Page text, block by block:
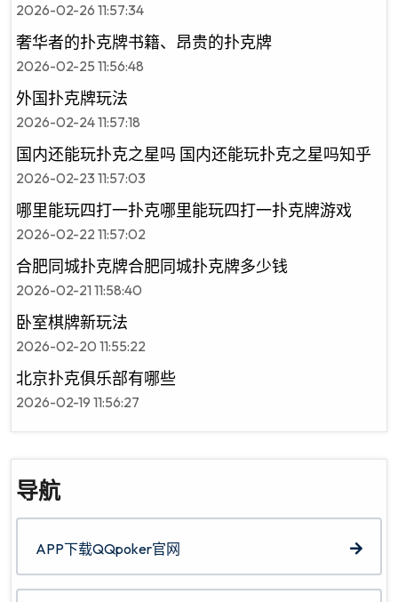
2026-02-26 11:57:34
奢华者的扑克牌书籍、昂贵的扑克牌
2026-02-25 11:56:48
外国扑克牌玩法
2026-02-24 11:57:18
国内还能玩扑克之星吗 国内还能玩扑克之星吗知乎
2026-02-23 11:57:03
哪里能玩四打一扑克哪里能玩四打一扑克牌游戏
2026-02-22 11:57:02
合肥同城扑克牌合肥同城扑克牌多少钱
2026-02-21 11:58:40
卧室棋牌新玩法
2026-02-20 11:55:22
北京扑克俱乐部有哪些
2026-02-19 11:56:27
导航
APP下载QQpoker官网